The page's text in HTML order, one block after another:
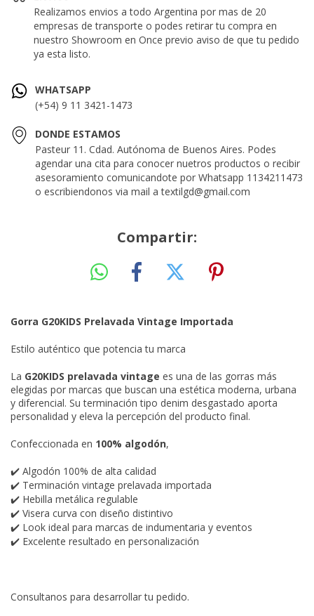
Realizamos envios a todo Argentina por mas de 20
empresas de transporte o podes retirar tu compra en
nuestro Showroom en Once previo aviso de que tu pedido
ya esta listo.
WHATSAPP
(+54) 9 11 3421-1473
DONDE ESTAMOS
Pasteur 11. Cdad. Autónoma de Buenos Aires. Podes
agendar una cita para conocer nuetros productos o recibir
asesoramiento comunicandote por Whatsapp 1134211473
o escribiendonos via mail atextilgd@gmail.com
Compartir:
Gorra G20KIDS Prelavada Vintage Importada
Estilo auténtico que potencia tu marca
La G20KIDS prelavada vintage es una de las gorras más
elegidas por marcas que buscan una estética moderna, urbana
y diferencial. Su terminación tipo denim desgastado aporta
personalidad y eleva la percepción del producto final.
Confeccionada en 100% algodón,
✔️ Algodón 100% de alta calidad
✔️ Terminación vintage prelavada importada
✔️ Hebilla metálica regulable
✔️ Visera curva con diseño distintivo
✔️ Look ideal para marcas de indumentaria y eventos
✔️ Excelente resultado en personalización
Consultanos para desarrollar tu pedido.